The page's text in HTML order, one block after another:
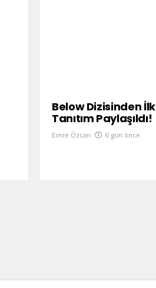
Below Dizisinden İlk
Tanıtım Paylaşıldı!
Emre Özcan 6 gün önce